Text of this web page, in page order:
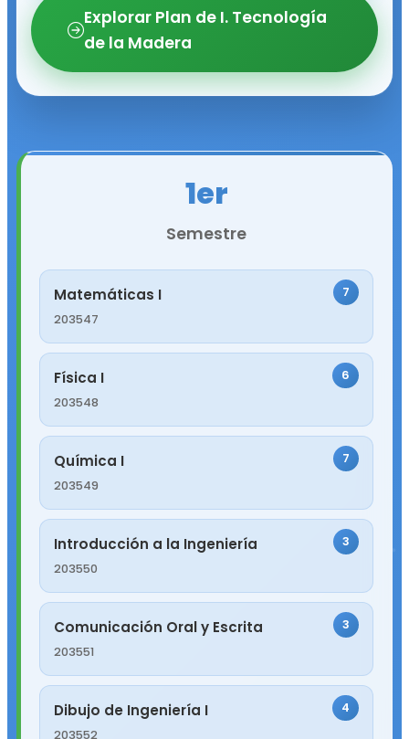
Explorar Plan de I. Tecnología
de la Madera
1er
Semestre
Matemáticas I
203547
7
Física I
203548
6
Química I
203549
7
Introducción a la Ingeniería
203550
3
Comunicación Oral y Escrita
203551
3
Dibujo de Ingeniería I
203552
4